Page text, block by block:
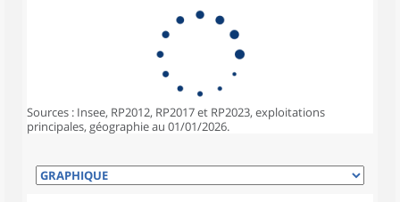
Sources : Insee, RP2012, RP2017 et RP2023, exploitations
principales, géographie au 01/01/2026.